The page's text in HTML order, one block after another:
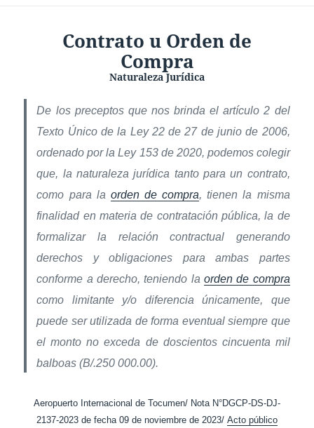
Contrato u Orden de
Compra
Naturaleza Jurídica
De los preceptos que nos brinda el artículo 2 del
Texto Único de la Ley 22 de 27 de junio de 2006,
ordenado por la Ley 153 de 2020, podemos colegir
que, la naturaleza jurídica tanto para un contrato,
como para la orden de compra, tienen la misma
finalidad en materia de contratación pública, la de
formalizar la relación contractual generando
derechos y obligaciones para ambas partes
conforme a derecho, teniendo la orden de compra
como limitante y/o diferencia únicamente, que
puede ser utilizada de forma eventual siempre que
el monto no exceda de doscientos cincuenta mil
balboas (B/.250 000.00).
Aeropuerto Internacional de Tocumen/ Nota N°DGCP-DS-DJ-
2137-2023 de fecha 09 de noviembre de 2023/ Acto público